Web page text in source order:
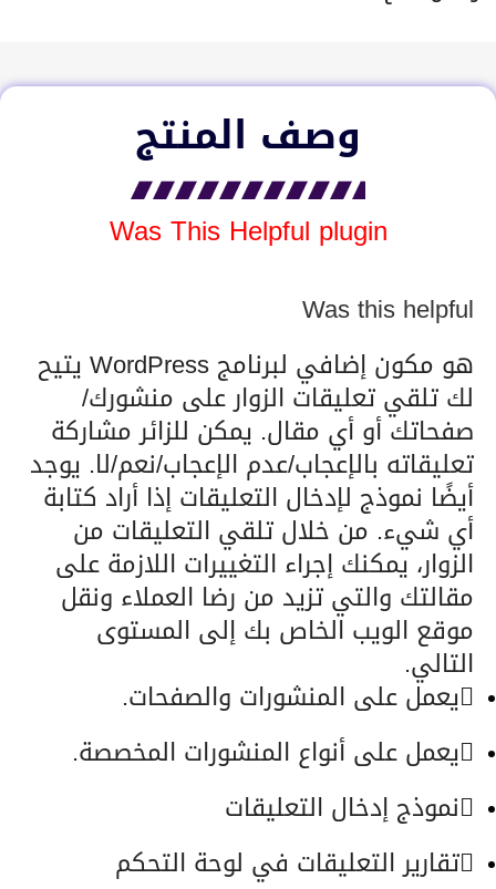
وصف المنتج
Was This Helpful plugin
Was this helpful
هو مكون إضافي لبرنامج WordPress يتيح
لك تلقي تعليقات الزوار على منشورك/
صفحاتك أو أي مقال. يمكن للزائر مشاركة
تعليقاته بالإعجاب/عدم الإعجاب/نعم/لا. يوجد
أيضًا نموذج لإدخال التعليقات إذا أراد كتابة
أي شيء. من خلال تلقي التعليقات من
الزوار، يمكنك إجراء التغييرات اللازمة على
مقالتك والتي تزيد من رضا العملاء ونقل
موقع الويب الخاص بك إلى المستوى
التالي.
يعمل على المنشورات والصفحات.
يعمل على أنواع المنشورات المخصصة.
نموذج إدخال التعليقات
تقارير التعليقات في لوحة التحكم